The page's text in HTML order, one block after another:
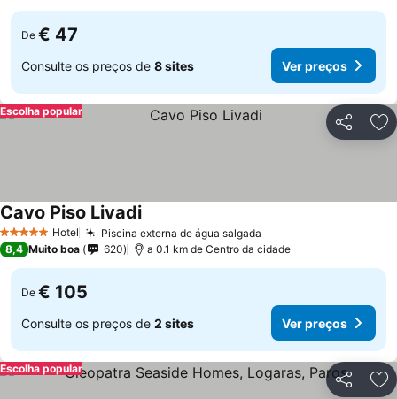
De € 47
Consulte os preços de 8 sites Ver preços
Partilhar
Escolha popular
5 Estrelas Hotel Piscina externa de água salgada
Cavo Piso LivadiVer preços
8,4 Muito boa 620 a 0.1 km de Centro da cidade
De € 105
Consulte os preços de 2 sites Ver preços
Partilhar
Escolha popular